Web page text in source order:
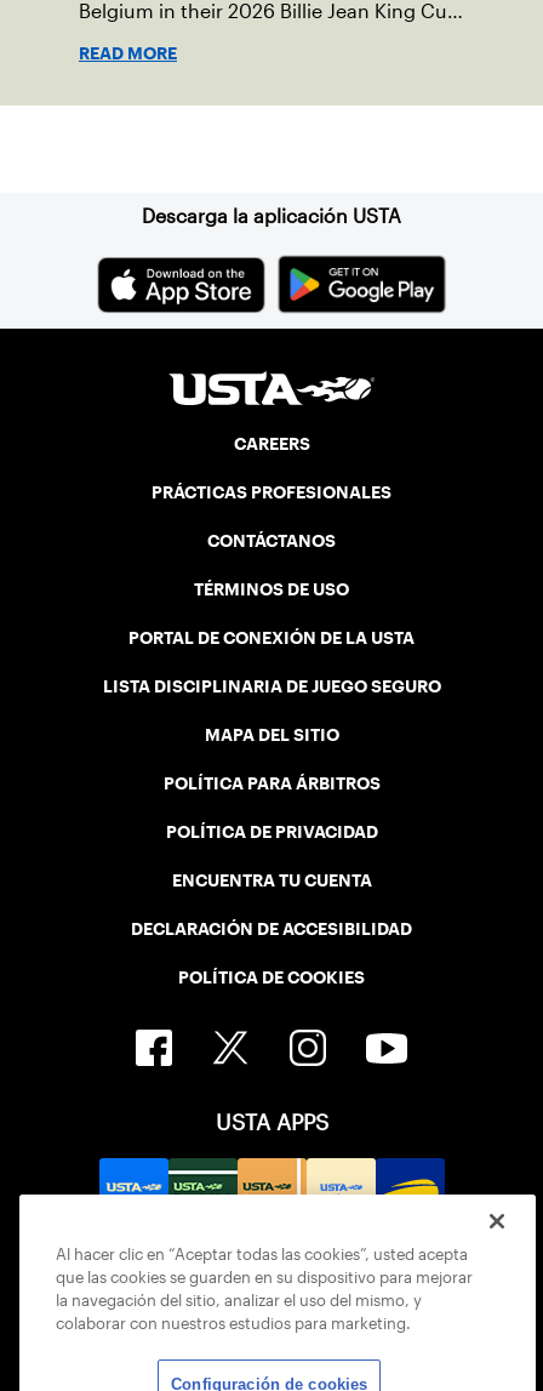
Belgium in their 2026 Billie Jean King Cup
READ MORE
Descarga la aplicación USTA
CAREERS
PRÁCTICAS PROFESIONALES
CONTÁCTANOS
TÉRMINOS DE USO
PORTAL DE CONEXIÓN DE LA USTA
LISTA DISCIPLINARIA DE JUEGO SEGURO
MAPA DEL SITIO
POLÍTICA PARA ÁRBITROS
POLÍTICA DE PRIVACIDAD
ENCUENTRA TU CUENTA
DECLARACIÓN DE ACCESIBILIDAD
POLÍTICA DE COOKIES
USTA APPS
Al hacer clic en “Aceptar todas las cookies”, usted acepta
que las cookies se guarden en su dispositivo para mejorar
la navegación del sitio, analizar el uso del mismo, y
colaborar con nuestros estudios para marketing.
Configuración de cookies